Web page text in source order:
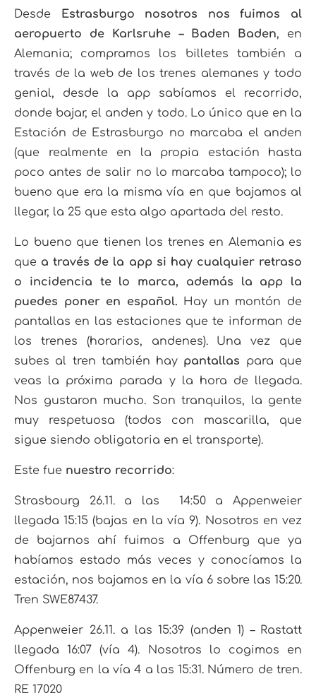
Desde Estrasburgo nosotros nos fuimos al
aeropuerto de Karlsruhe – Baden Baden, en
Alemania; compramos los billetes también a
través de la web de los trenes alemanes y todo
genial, desde la app sabíamos el recorrido,
donde bajar, el anden y todo. Lo único que en la
Estación de Estrasburgo no marcaba el anden
(que realmente en la propia estación hasta
poco antes de salir no lo marcaba tampoco); lo
bueno que era la misma vía en que bajamos al
llegar, la 25 que esta algo apartada del resto.
Lo bueno que tienen los trenes en Alemania es
que a través de la app si hay cualquier retraso
o incidencia te lo marca, además la app la
puedes poner en español. Hay un montón de
pantallas en las estaciones que te informan de
los trenes (horarios, andenes). Una vez que
subes al tren también hay pantallas para que
veas la próxima parada y la hora de llegada.
Nos gustaron mucho. Son tranquilos, la gente
muy respetuosa (todos con mascarilla, que
sigue siendo obligatoria en el transporte).
Este fue nuestro recorrido:
Strasbourg 26.11. a las 14:50 a Appenweier
llegada 15:15 (bajas en la vía 9). Nosotros en vez
de bajarnos ahí fuimos a Offenburg que ya
habíamos estado más veces y conocíamos la
estación, nos bajamos en la vía 6 sobre las 15:20.
Tren SWE87437.
Appenweier 26.11. a las 15:39 (anden 1) – Rastatt
llegada 16:07 (vía 4). Nosotros lo cogimos en
Offenburg en la vía 4 a las 15:31. Número de tren.
RE 17020